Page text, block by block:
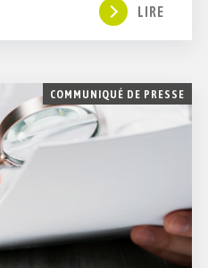
LIRE
COMMUNIQUÉ DE PRESSE